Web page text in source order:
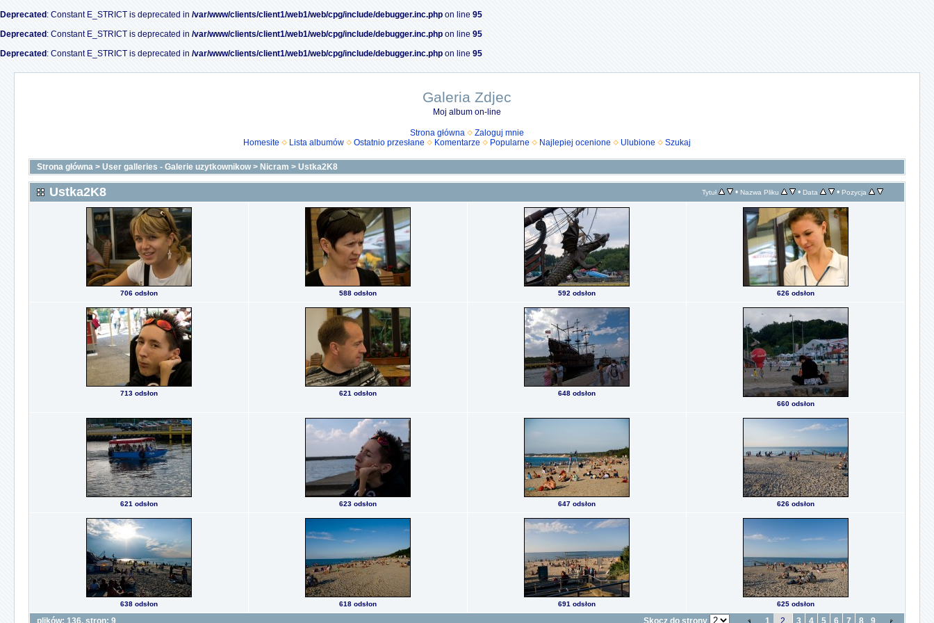
Deprecated : Constant E_STRICT is deprecated in /var/www/clients/client1/web1/web/cpg/include/debugger.inc.php on line 95
Deprecated : Constant E_STRICT is deprecated in /var/www/clients/client1/web1/web/cpg/include/debugger.inc.php on line 95
Deprecated : Constant E_STRICT is deprecated in /var/www/clients/client1/web1/web/cpg/include/debugger.inc.php on line 95
Galeria Zdjec
Moj album on-line
Strona główna
Zaloguj mnie
Homesite
Lista albumów Ostatnio przesłane Komentarze Popularne Najlepiej ocenione Ulubione Szukaj
Strona główna > User galleries - Galerie uzytkownikow> Nicram > Ustka2K8
Ustka2K8 Tytuł • Nazwa Pliku • Data • Pozycja
706 odsłon 588 odsłon 592 odsłon 626 odsłon
713 odsłon 621 odsłon
648 odsłon
660 odsłon
621 odsłon 623 odsłon 647 odsłon 626 odsłon
638 odsłon 618 odsłon 691 odsłon 625 odsłon
plików: 136, stron: 9 Skocz do strony 1 2 3 4 5 6 7 8 9